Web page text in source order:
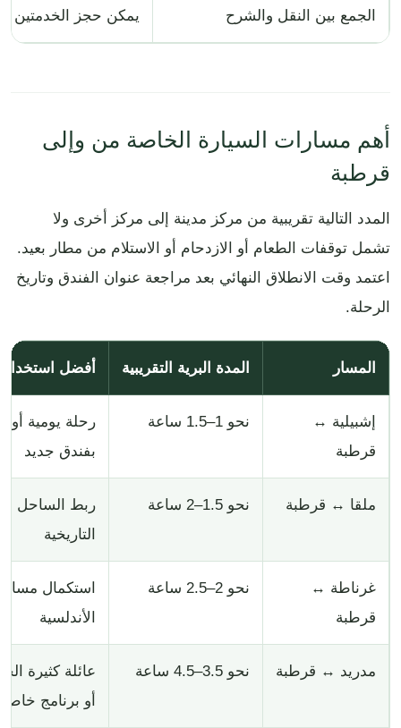
الجمع بين النقل والشرح يمكن حجز الخدمتين
أهم مسارات السيارة الخاصة من وإلى
قرطبة
المدد التالية تقريبية من مركز مدينة إلى مركز أخرى ولا
تشمل توقفات الطعام أو الازدحام أو الاستلام من مطار بعيد.
اعتمد وقت الانطلاق النهائي بعد مراجعة عنوان الفندق وتاريخ
الرحلة.
المسار المدة البرية التقريبية أفضل استخدام
إشبيلية ↔
قرطبة
نحو 1–1.5 ساعة
رحلة يومية أو
بفندق جديد
ملقا ↔ قرطبة نحو 1.5–2 ساعة
ربط الساحل
التاريخية
غرناطة ↔
قرطبة
نحو 2–2.5 ساعة
استكمال مسار
الأندلسية
مدريد ↔ قرطبة نحو 3.5–4.5 ساعة
عائلة كثيرة
أو برنامج خاص